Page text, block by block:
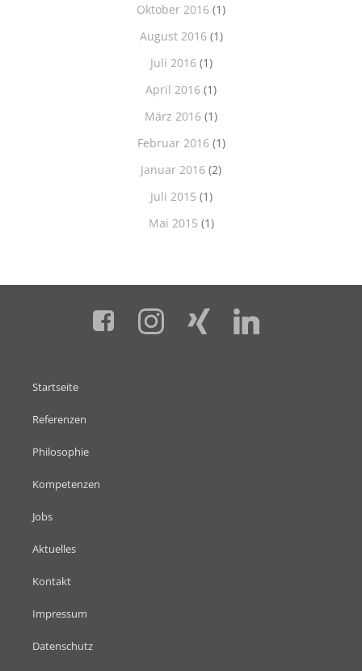
Oktober 2016 (1)
August 2016(1)
Juli 2016(1)
April 2016 (1)
März 2016 (1)
Februar 2016(1)
Januar 2016 (2)
Juli 2015 (1)
Mai 2015 (1)
Startseite
Referenzen
Philosophie
Kompetenzen
Jobs
Aktuelles
Kontakt
Impressum
Datenschutz